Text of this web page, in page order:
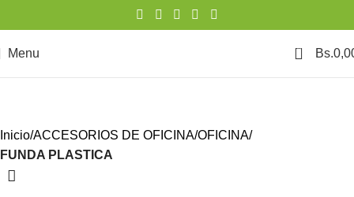
Menu 0 Bs.
Inicio ACCESORIOS DE OFICINA OFICINA
FUNDA PLASTICA